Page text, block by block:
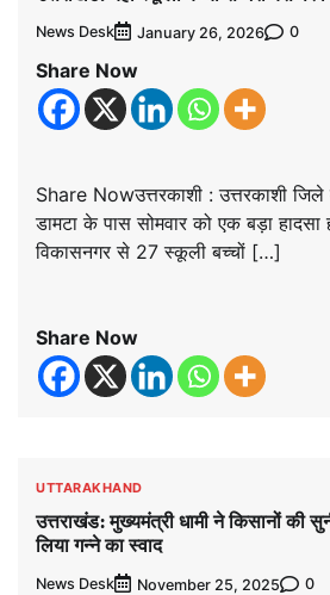
News Desk January 26, 2026 0
Share Now
Share Nowउत्तरकाशी : उत्तरकाशी जिले
डामटा के पास सोमवार को एक बड़ा हादसा
विकासनगर से 27 स्कूली बच्चों […]
Share Now
UTTARAKHAND
उत्तराखंड: मुख्यमंत्री धामी ने किसानों की
लिया गन्ने का स्वाद
News Desk November 25, 2025 0